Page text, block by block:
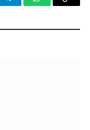
TelegramWhatsApp
Copy